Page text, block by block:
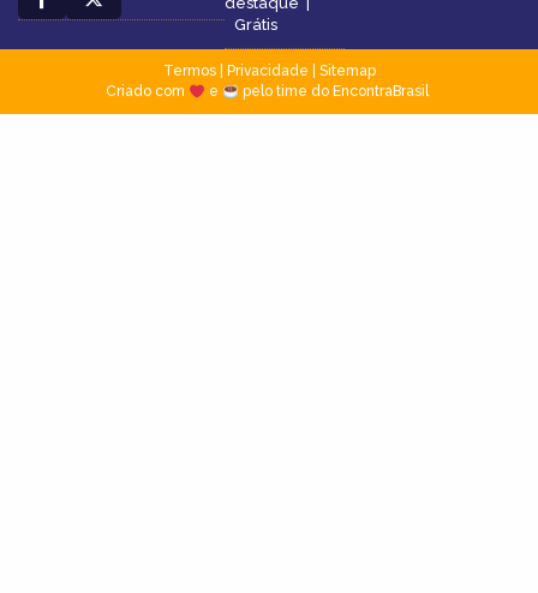
Grátis
Termos| Privacidade
Sitemap
Criado com
e pelo time do EncontraBrasil